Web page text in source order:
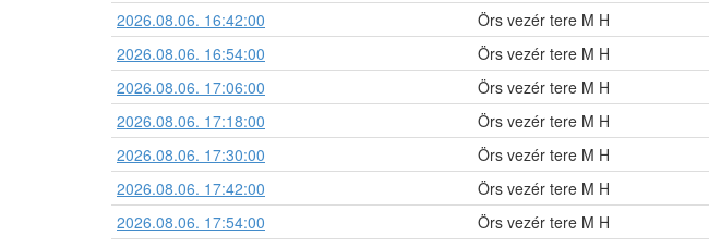
2026.08.06. 16:42:00
Örs vezér tere M H
2026.08.06. 16:54:00
Örs vezér tere M H
2026.08.06. 17:06:00
Örs vezér tere M H
2026.08.06. 17:18:00
Örs vezér tere M H
2026.08.06. 17:30:00
Örs vezér tere M H
2026.08.06. 17:42:00
Örs vezér tere M H
2026.08.06. 17:54:00
Örs vezér tere M H